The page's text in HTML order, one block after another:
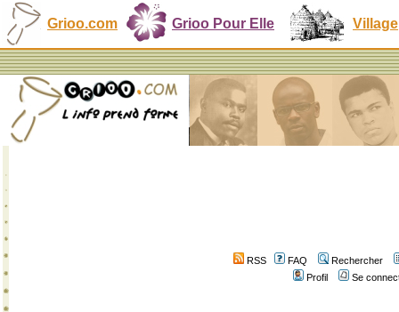
Grioo.com Grioo Pour Elle Village
RSS FAQ
Rechercher
Profil
Se